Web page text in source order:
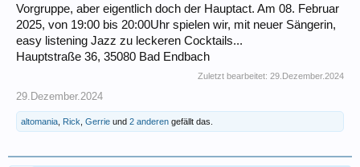
Vorgruppe, aber eigentlich doch der Hauptact. Am 08. Februar
2025, von 19:00 bis 20:00Uhr spielen wir, mit neuer Sängerin,
easy listening Jazz zu leckeren Cocktails...
Hauptstraße 36, 35080 Bad Endbach
Zuletzt bearbeitet: 29.Dezember.2024
29.Dezember.2024
altomania Rick Gerrie und 2 anderen gefällt das.